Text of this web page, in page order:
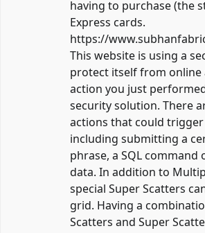
having to purchase (the
Express cards.
https://
This website is using a
protect itself from online
action you just
security solution. There
actions that could
including submitting a
phrase, a SQL
data. In addition to
special Super Scatters
grid. Having a
Scatters and Super